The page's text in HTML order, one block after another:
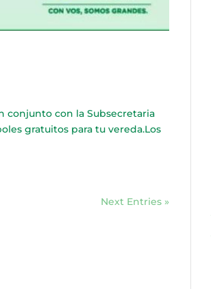
conjunto con la Subsecretaria
gratuitos para tu vereda.Los
Next Entries »